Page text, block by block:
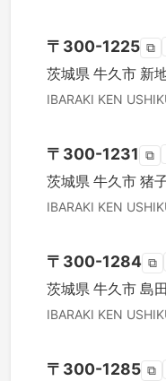
〒 300-1225 ⧉
茨城県 牛久市 新
IBARAKI KEN
〒 300-1231 ⧉
茨城県 牛久市 猪
IBARAKI KEN
〒 300-1284 ⧉
茨城県 牛久市 島
IBARAKI KEN
〒 300-1285 ⧉